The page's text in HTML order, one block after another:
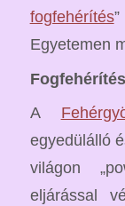
fogfehérítés
Egyetemen
A
egyedülálló
világon
eljárással